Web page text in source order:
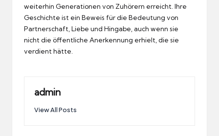
weiterhin Generationen von Zuhörern erreicht. Ihre
Geschichte ist ein Beweis für die Bedeutung von
Partnerschaft, Liebe und Hingabe, auch wenn sie
nicht die öffentliche Anerkennung erhielt, die sie
verdient hätte.
admin
View All Posts